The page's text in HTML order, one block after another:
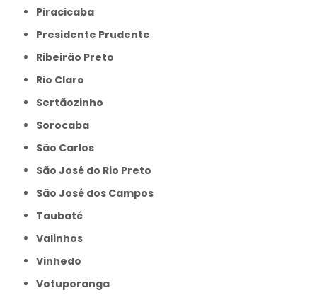
Piracicaba
Presidente Prudente
Ribeirão Preto
Rio Claro
Sertãozinho
Sorocaba
São Carlos
São José do Rio Preto
São José dos Campos
Taubaté
Valinhos
Vinhedo
Votuporanga